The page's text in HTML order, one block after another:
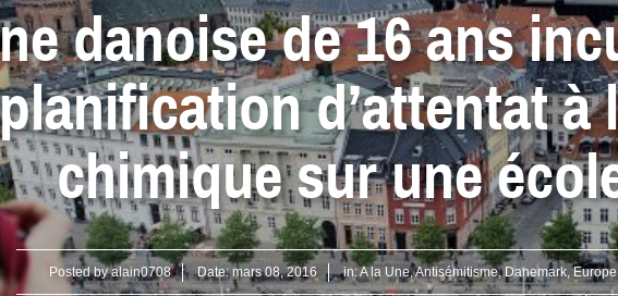
danoise de 16 ans
d’attentat à
chimique sur une
Posted byalain0708 Date:mars 08, 2016 in:A la Une,Antisémitisme, Danemark,Europe